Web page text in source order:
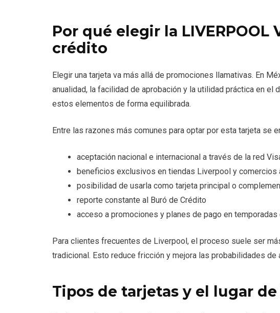
Por qué elegir la LIVERPOOL
crédito
Elegir una tarjeta va más allá de promociones llamativas. En
anualidad, la facilidad de aprobación y la utilidad práctica en el
estos elementos de forma equilibrada.
Entre las razones más comunes para optar por esta tarjeta se
aceptación nacional e internacional a través de la red
beneficios exclusivos en tiendas Liverpool y comercios
posibilidad de usarla como tarjeta principal o
reporte constante al Buró de Crédito
acceso a promociones y planes de pago en temporadas
Para clientes frecuentes de Liverpool, el proceso suele ser
tradicional. Esto reduce fricción y mejora las probabilidades de
Tipos de tarjetas y el lugar de